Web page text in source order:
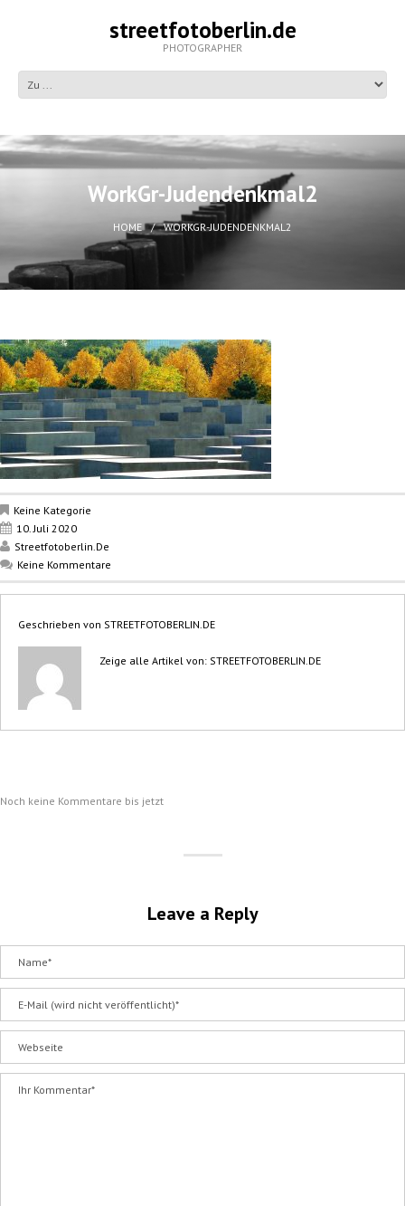
streetfotoberlin.de
PHOTOGRAPHER
WorkGr-Judendenkmal2
HOME WORKGR-JUDENDENKMAL2
Keine Kategorie
10. Juli 2020
Streetfotoberlin.de
Keine Kommentare
Geschrieben von STREETFOTOBERLIN.DE
Zeige alle Artikel von: STREETFOTOBERLIN.DE
Noch keine Kommentare bis jetzt
Leave a Reply